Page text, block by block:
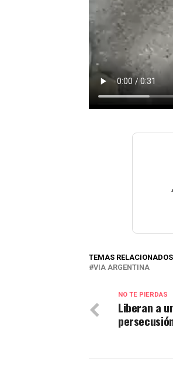
TEMAS
VIA ARGENTINA
NO TE PIERDAS
Liberan a